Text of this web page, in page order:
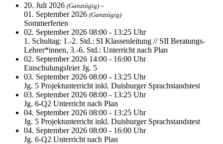
20. Juli 2026 (Ganztägig) -
01. September 2026 (Ganztägig)
Sommerferien
02. September 2026 08:00 - 13:25 Uhr
1. Schultag: 1.-2. Std.: SI Klassenleitung // SII Beratungs-
Lehrer*innen, 3.-6. Std.: Unterricht nach Plan
02. September 2026 14:00 - 16:00 Uhr
Einschulungsfeier Jg. 5
03. September 2026 08:00 - 13:25 Uhr
Jg. 5 Projektunterricht inkl. Duisburger Sprachstandstest
03. September 2026 08:00 - 13:25 Uhr
Jg. 6-Q2 Unterricht nach Plan
04. September 2026 08:00 - 13:25 Uhr
Jg. 5 Projektunterricht inkl. Duisburger Sprachstandstest
04. September 2026 08:00 - 16:00 Uhr
Jg. 6-Q2 Unterricht nach Plan